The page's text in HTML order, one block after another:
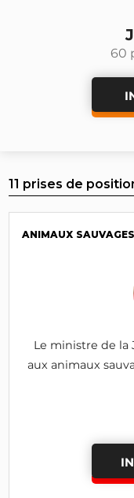
60
11 prises de
ANIMAUX SAUVAGES
Le ministre de la
aux animaux